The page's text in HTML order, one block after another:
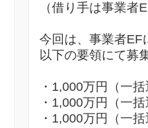
（借り手は事業者
今回は、事業者
以下の要領にて募
・1,000万円（一
・1,000万円（一
・1,000万円（一